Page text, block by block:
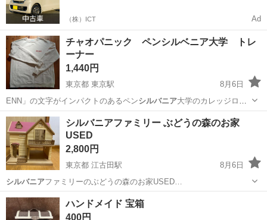
（株）ICT Ad
チャオパニック ペンシルベニア大学 トレ
ーナー
1,440円
東京都 東京駅
8月6日
ENN」の文字がインパクトのあるペンシルバニア大学のカレッジロゴ
をフロントにレイア…
東京 渋谷区 トレーナー
シルバニアファミリー ぶどうの森のお家
USED
2,800円
東京都 江古田駅
8月6日
シルバニアファミリーのぶどうの森のお家USED…
東京 練馬区 江古田駅 おもちゃ
ハンドメイド 宝箱
400円